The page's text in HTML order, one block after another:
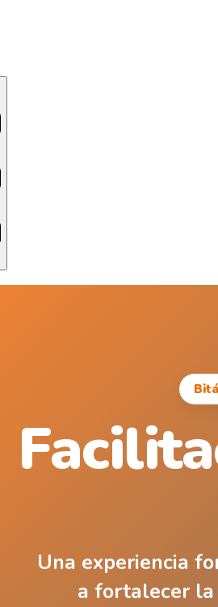
Una experiencia
a fortalecer la